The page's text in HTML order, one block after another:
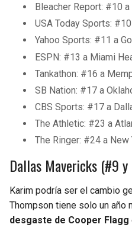
Bleacher Report: #10
USA Today Sports:
Yahoo Sports: #11 a
ESPN: #13 a Miami
Tankathon: #16 a
SB Nation: #17 a
CBS Sports: #17 a
The Athletic: #23 a
The Ringer: #24 a New
Dallas Mavericks (#9 y
Karim podría ser el cambio
Thompson tiene solo un año
desgaste de Cooper Flagg